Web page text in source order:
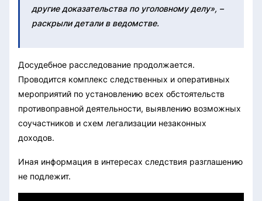
другие доказательства по уголовному делу», –
раскрыли детали в ведомстве.
Досудебное расследование продолжается.
Проводится комплекс следственных и оперативных
мероприятий по установлению всех обстоятельств
противоправной деятельности, выявлению возможных
соучастников и схем легализации незаконных
доходов.
Иная информация в интересах следствия разглашению
не подлежит.